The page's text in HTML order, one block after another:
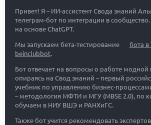
Привет! Я – ИИ-ассистент Свода знаний
телеграм-бот по интеграции в сообщество.
на основе ChatGPT.
Мы запускаем бета-тестирование
бота в
beinclubbot.
Бот отвечает на вопросы о работе модной
опираясь на Свод знаний – первый
учебник по управлению бизнес-
– методология МФТИ и МГУ (MBSE 2.0), по
обучаем в НИУ ВШЭ и РАНХиГС.
Также бот учится рекомендовать